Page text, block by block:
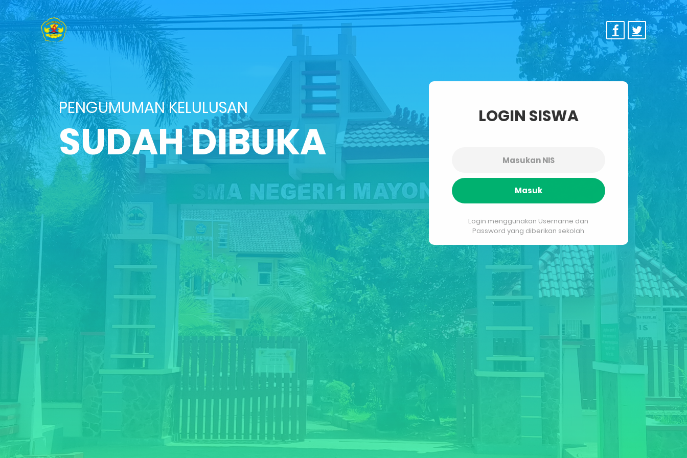
PENGUMUMAN KELULUSAN
SUDAH DIBUKA
LOGIN SISWA
Masuk
Login menggunakan Username dan
Password yang diberikan sekolah